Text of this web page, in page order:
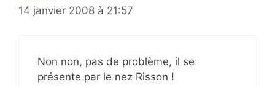
14 janvier 2008 à 21:57
Non non, pas de problème, il se
présente par le nez Risson !